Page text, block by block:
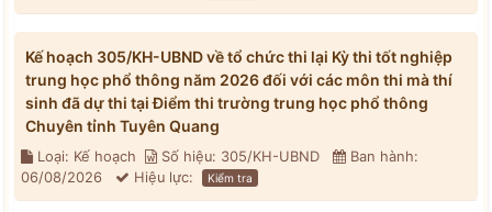
Kế hoạch 305/KH-UBND về tổ chức thi lại Kỳ thi tốt nghiệp
trung học phổ thông năm 2026 đối với các môn thi mà thí
sinh đã dự thi tại Điểm thi trường trung học phổ thông
Chuyên tỉnh Tuyên Quang
Loại: Kế hoạch Số hiệu: 305/KH-UBND
Ban hành:
06/08/2026
Hiệu lực: Kiểm tra